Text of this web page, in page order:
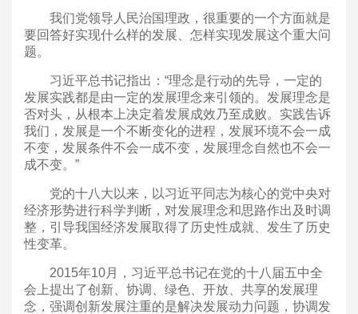
我们党领导人民治国理政，很重要的一个方面就是
要回答好实现什么样的发展、怎样实现发展这个重大问
题。
习近平总书记指出：“理念是行动的先导，一定的
发展实践都是由一定的发展理念来引领的。发展理念是
否对头，从根本上决定着发展成效乃至成败。实践告诉
我们，发展是一个不断变化的进程，发展环境不会一成
不变，发展条件不会一成不变，发展理念自然也不会一
成不变。”
党的十八大以来，以习近平同志为核心的党中央对
经济形势进行科学判断，对发展理念和思路作出及时调
整，引导我国经济发展取得了历史性成就、发生了历史
性变革。
2015年10月，习近平总书记在党的十八届五中全
会上提出了创新、协调、绿色、开放、共享的发展理
念，强调创新发展注重的是解决发展动力问题，协调发